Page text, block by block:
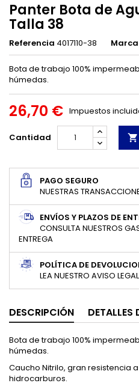
Panter Bota de
Talla 38
Referencia 4017110-38 Marca
Bota de trabajo 100%
húmedas.
26,70 € Impuestos
Cantidad 
PAGO SEGURO
NUESTRAS
ENVÍOS Y PLAZOS DE
CONSULTA NUESTROS
ENTREGA
POLÍTICA DE
LEA NUESTRO AVISO
DESCRIPCIÓN DETALLES
Bota de trabajo 100%
húmedas.
Caucho Nitrilo, gran resistencia
hidrocarburos.